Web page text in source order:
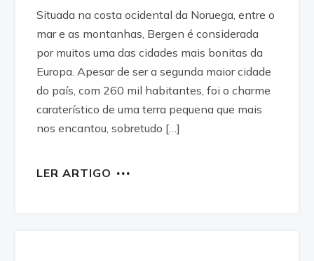
Situada na costa ocidental da Noruega, entre o
mar e as montanhas, Bergen é considerada
por muitos uma das cidades mais bonitas da
Europa. Apesar de ser a segunda maior cidade
do país, com 260 mil habitantes, foi o charme
caraterístico de uma terra pequena que mais
nos encantou, sobretudo […]
LER ARTIGO